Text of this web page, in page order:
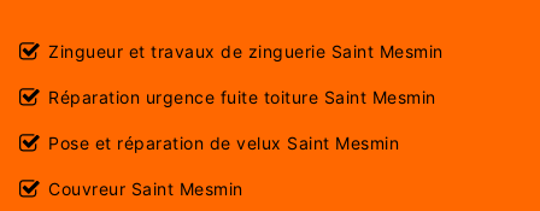
Zingueur et travaux de zinguerie Saint Mesmin
Réparation urgence fuite toiture Saint Mesmin
Pose et réparation de velux Saint Mesmin
Couvreur Saint Mesmin